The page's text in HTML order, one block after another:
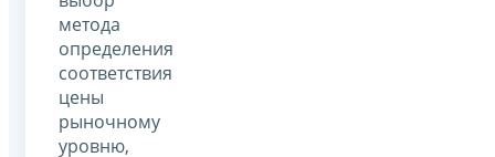
метода
определения
соответствия
цены
рыночному
уровню,